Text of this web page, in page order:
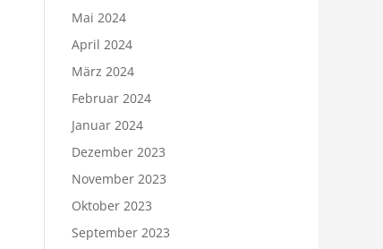
Mai 2024
April 2024
März 2024
Februar 2024
Januar 2024
Dezember 2023
November 2023
Oktober 2023
September 2023